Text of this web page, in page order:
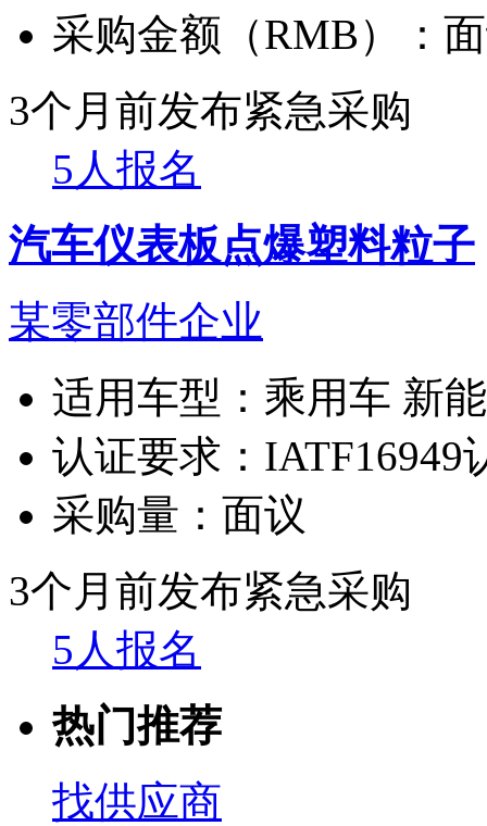
采购金额（RMB）：
3个月前发布紧急采购
5人报名
汽车仪表板点爆塑料粒子
某零部件企业
适用车型： 乘用车 新
认证要求： IATF16949
采购量： 面议
3个月前发布紧急采购
5人报名
热门推荐
找供应商